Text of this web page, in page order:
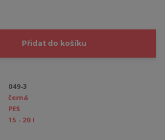
Přidat do košíku
049-3
černá
PES
15 - 20 l